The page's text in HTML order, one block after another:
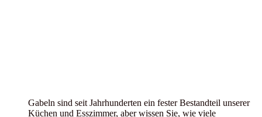
Gabeln sind seit Jahrhunderten ein fester Bestandteil unserer
Küchen und Esszimmer, aber wissen Sie, wie viele